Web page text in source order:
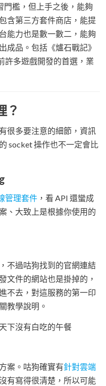
門檻，但上手之後，能夠
含第三方套件商店，能提
能力也是數一數二，能夠
成品。包括《爐石戰記》
許多遊戲開發的首選，業
？
很多要注意的細節，資訊
socket 操作也不一定會比
管理套件 ，看 API 還蠻成
、大致上是根據你使用的
不過咕狗找到的官網連結
文件的網站也是掛掉的，
不去，對這服務的第一印
教學說明。
下沒有白吃的午餐
案。咕狗確實有針對雲端
有寫得很清楚，所以可能